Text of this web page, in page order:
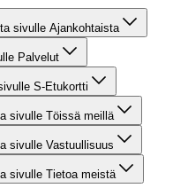
sivulle Ajankohtaista
Palvelut
S-Etukortti
sivulle Töissä meillä
sivulle Vastuullisuus
sivulle Tietoa meistä